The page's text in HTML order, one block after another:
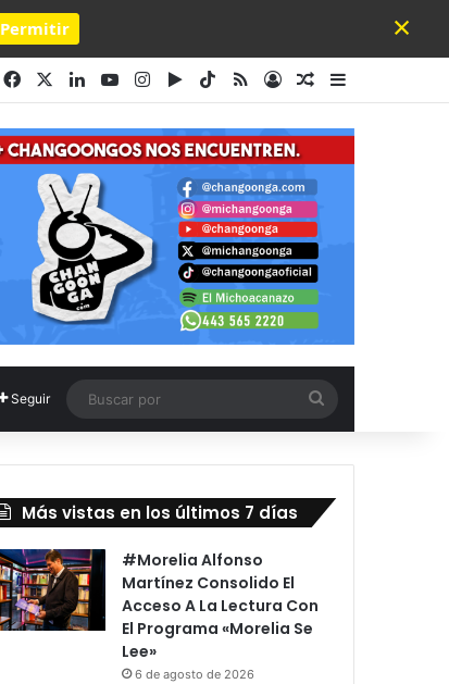
Permitir
Powered by SendPulse
×
FacebookLinkedInYouTubeInstagram
Google Play
TikTok
RSS AccesoPublicación al
Seguir
por
Más vistas en los últimos 7 días
#Morelia Alfonso
Martínez Consolido El
Acceso A La Lectura Con
El Programa «Morelia Se
Lee»
6 de agosto de 2026